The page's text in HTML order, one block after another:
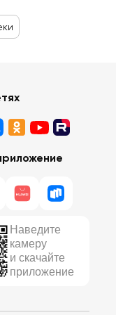
Наведите
камеру
и скачайте
приложение